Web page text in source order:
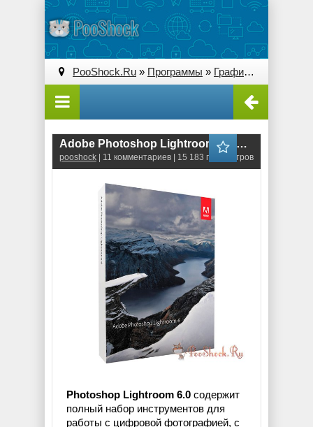
PooShock.Ru » Программы » Графические редакторы (2D)
Adobe Photoshop Lightroom 6.0 RUS-ML
pooshock | 11 комментариев | 15 183 просмотров
Photoshop Lightroom 6.0 содержит
полный набор инструментов для
работы с цифровой фотографией, с